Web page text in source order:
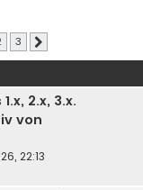
3
2.x, 3.x.
von
22:13